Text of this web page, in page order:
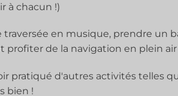
à chacun !)
traversée en musique, prendre un
profiter de la navigation en plein
pratiqué d'autres activités telles
bien !